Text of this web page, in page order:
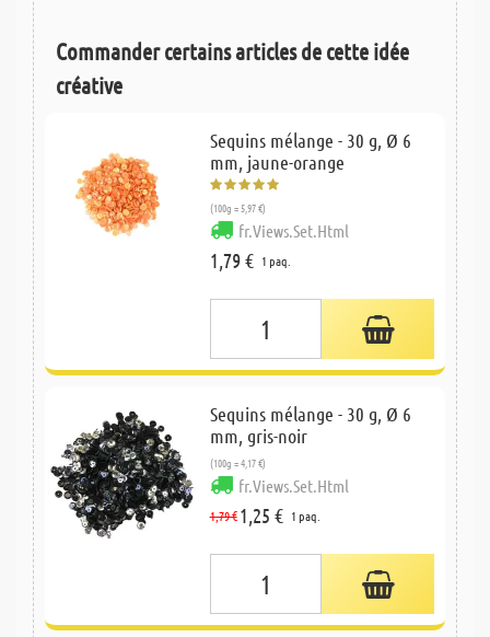
Commander certains articles de cette idée
créative
Sequins mélange - 30 g, Ø 6
mm, jaune-orange
(100g = 5,97 €)
fr.Views.Set.Html
1,79 € 1 paq.
Sequins mélange - 30 g, Ø 6
mm, gris-noir
(100g = 4,17 €)
fr.Views.Set.Html
1,79 € 1,25 € 1 paq.